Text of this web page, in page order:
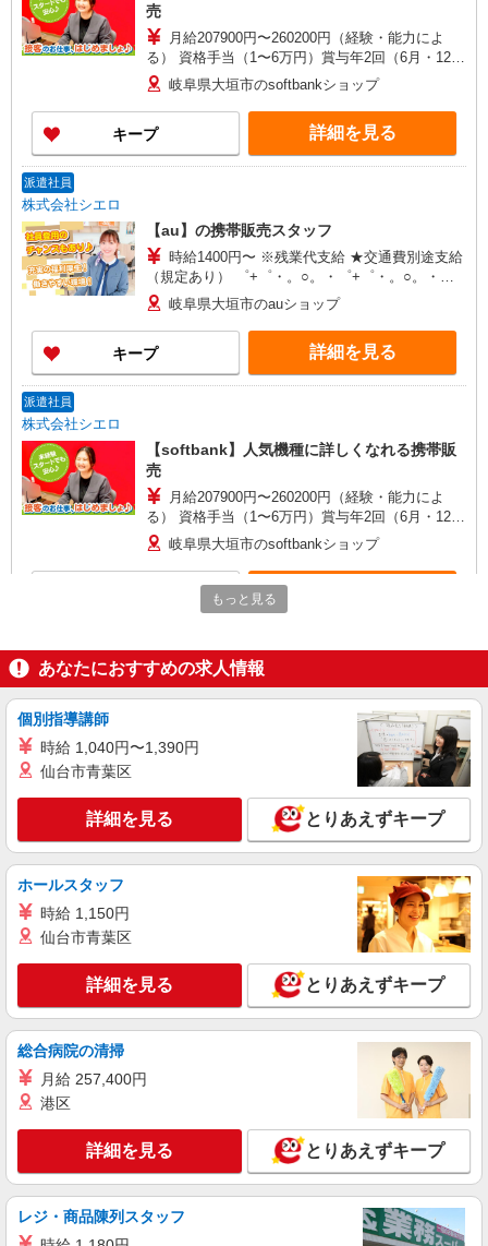
売
月給207900円〜260200円（経験・能力によ
る） 資格手当（1〜6万円）賞与年2回（6月・12
月・実績最高5.4カ月分） 未経験から入社半年で
年収400万円以上への昇給実績あり ※残業代支給
★交通費別途支給（規定あり） ゜+゜・。○。・゜
+゜・。○。・゜+゜ 入社祝い金10万円支給(規定
有) お友達を紹介頂くと, インセンティブ支給(規定
岐阜県大垣市のsoftbankショップ
キープ 詳細を見る
派遣社員
株式会社シエロ
【au】の携帯販売スタッフ
時給1400円〜 ※残業代支給 ★交通費別途支給
（規定あり） ゜+゜・。○。・゜+゜・。○。・゜
+゜ 入社祝い金10万円支給(規定有) お友達を紹介
頂くと, インセンティブ支給(規定有) ★月2回払
い・週払い可能（規程有）★ ゜・。○。・゜
+゜・。○。・゜+゜
岐阜県大垣市のauショップ
キープ 詳細を見る
派遣社員
株式会社シエロ
【softbank】人気機種に詳しくなれる携帯販
売
月給207900円〜260200円（経験・能力によ
る） 資格手当（1〜6万円）賞与年2回（6月・12
月・実績最高5.4カ月分） 未経験から入社半年で
年収400万円以上への昇給実績あり ※残業代支給
★交通費別途支給（規定あり） ゜+゜・。○。・゜
+゜・。○。・゜+゜ 入社祝い金10万円支給(規定
岐阜県大垣市のsoftbankショップ
株式会社シエロ
スマホ携帯販売【エーユー】
月給273200円〜 ※残業手当別途支給 ※研修期
間6か月・時給1550円〜 ★交通費別途支給（規定
あり） ゜+゜・。○。・゜+゜・。○。・゜+゜ 入
インセンティブ支給(規定有) ゜・。○。・゜
+゜・。○。・゜+゜
キープ 詳細を見る
株式会社シエロ
【ワイモバイル】の店舗スタッフ
時給1400円〜 ※残業代支給 ★交通費別途支給
+゜ 入社祝い金10万円支給(規定有) お友達を紹介
頂くと, インセンティブ支給(規定有) ★月2回払
い・週払い可能（規程有）★ ゜・。○。・゜
+゜・。○。・゜+゜
岐阜県大垣市のY!mobileショップ
キープ 詳細を見る
紹介予定派遣
株式会社シエロ
【au】の携帯販売スタッフ
時給1400円〜 ※残業代支給 ★交通費別途支給
（規定あり） ゜+゜・。○。・゜+゜・。○。・゜
+゜ 入社祝い金10万円支給(規定有) お友達を紹介
頂くと, インセンティブ支給(規定有) ★月2回払
い・週払い可能（規程有）★ ゜・。○。・゜
岐阜県大垣市のauショップ
もっと見る
あなたにおすすめの求人情報
個別指導講師
時給 1,040円〜1,390円
仙台市青葉区
詳細を見る とりあえずキープ
ホールスタッフ
時給 1,150円
仙台市青葉区
詳細を見る とりあえずキープ
総合病院の清掃
月給 257,400円
港区
詳細を見る とりあえずキープ
レジ・商品陳列スタッフ